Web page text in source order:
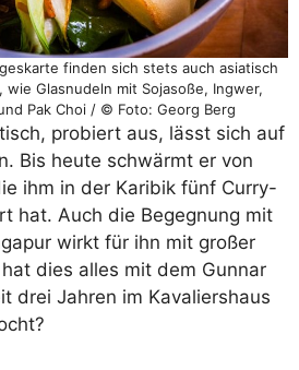
finden sich stets auch asiatisch
Glasnudeln mit Sojasoße, Ingwer,
Pak Choi / © Foto: Georg Berg
probiert aus, lässt sich auf
Bis heute schwärmt er von
ihm in der Karibik fünf Curry-
hat. Auch die Begegnung mit
wirkt für ihn mit großer
dies alles mit dem Gunnar
drei Jahren im Kavaliershaus